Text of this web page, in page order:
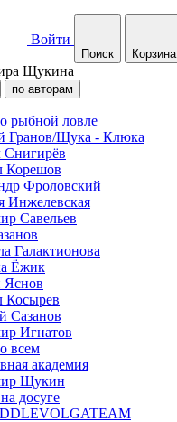
Войти
Поиск Корзина
Щукина
по авторам
рыбной ловле
Гранов/Щука - Клюка
Корешов
Фроловский
Инжелевская
Савельев
Галактионова
Ёжик
Яснов
Косырев
Сазанов
Игнатов
всем
академия
Щукин
досуге